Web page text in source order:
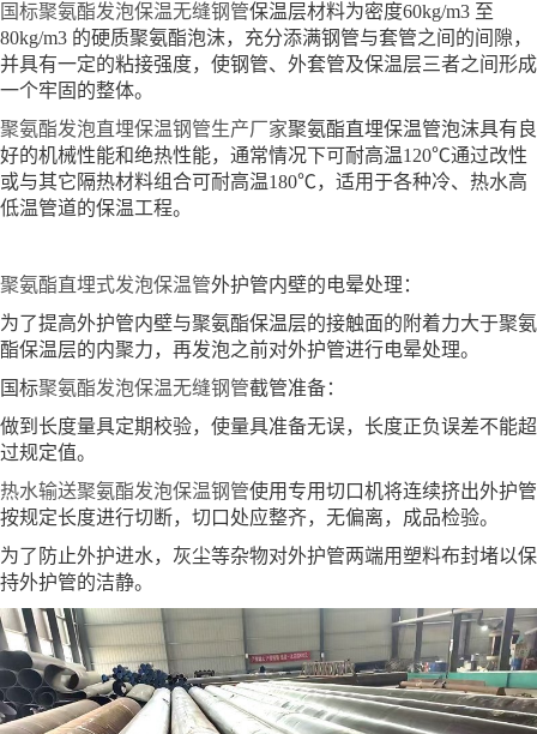
国标聚氨酯发泡保温无缝钢管保温层材料为密度60kg/m3 至
80kg/m3 的硬质聚氨酯泡沫，充分添满钢管与套管之间的间隙，
并具有一定的粘接强度，使钢管、外套管及保温层三者之间形成
一个牢固的整体。
聚氨酯发泡直埋保温钢管生产厂家聚氨酯直埋保温管泡沫具有良
好的机械性能和绝热性能，通常情况下可耐高温120℃通过改性
或与其它隔热材料组合可耐高温180℃，适用于各种冷、热水高
低温管道的保温工程。
聚氨酯直埋式发泡保温管外护管内壁的电晕处理：
为了提高外护管内壁与聚氨酯保温层的接触面的附着力大于聚氨
酯保温层的内聚力，再发泡之前对外护管进行电晕处理。
国标聚氨酯发泡保温无缝钢管截管准备：
做到长度量具定期校验，使量具准备无误，长度正负误差不能超
过规定值。
热水输送聚氨酯发泡保温钢管使用专用切口机将连续挤出外护管
按规定长度进行切断，切口处应整齐，无偏离，成品检验。
为了防止外护进水，灰尘等杂物对外护管两端用塑料布封堵以保
持外护管的洁静。